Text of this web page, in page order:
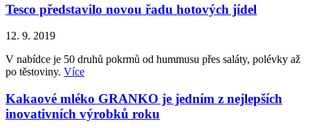
Tesco představilo novou řadu hotových jídel
12. 9. 2019
V nabídce je 50 druhů pokrmů od hummusu přes saláty, polévky až
po těstoviny. Více
Kakaové mléko GRANKO je jedním z nejlepších
inovativních výrobků roku